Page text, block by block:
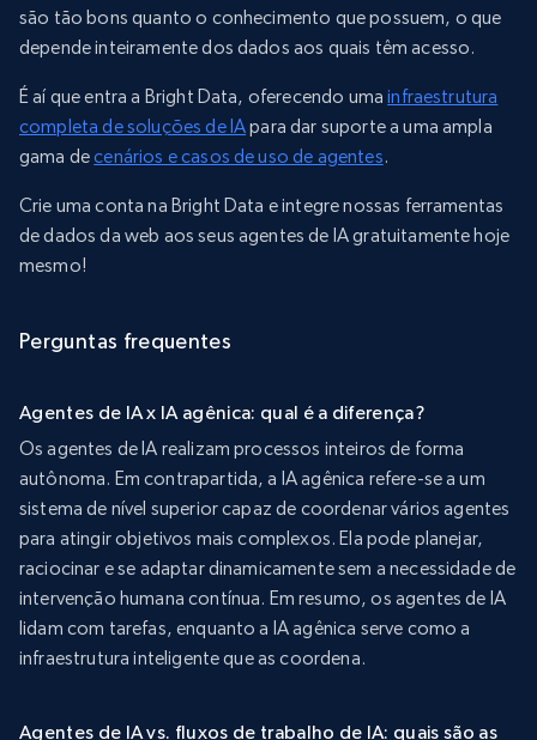
são tão bons quanto o conhecimento que possuem, o que
depende inteiramente dos dados aos quais têm acesso.
É aí que entra a Bright Data, oferecendo umainfraestrutura
completa de soluções de IApara dar suporte a uma ampla
gama decenários e casos de uso de agentes.
Crie uma conta na Bright Data e integre nossas ferramentas
de dados da web aos seus agentes de IA gratuitamente hoje
mesmo!
Perguntas frequentes
Agentes de IA x IA agênica: qual é a diferença?
Os agentes de IA realizam processos inteiros de forma
autônoma. Em contrapartida, a IA agênica refere-se a um
sistema de nível superior capaz de coordenar vários agentes
para atingir objetivos mais complexos. Ela pode planejar,
raciocinar e se adaptar dinamicamente sem a necessidade de
intervenção humana contínua. Em resumo, os agentes de IA
lidam com tarefas, enquanto a IA agênica serve como a
infraestrutura inteligente que as coordena.
Agentes de IA vs. fluxos de trabalho de IA: quais são as